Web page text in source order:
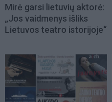
Mirė garsi lietuvių aktorė:
„Jos vaidmenys išliks
Lietuvos teatro istorijoje“